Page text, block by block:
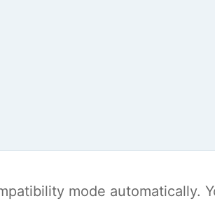
mode automatically.